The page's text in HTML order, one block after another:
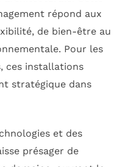
répond aux
de bien-être au
Pour les
ces installations
stratégique dans
et des
présager de